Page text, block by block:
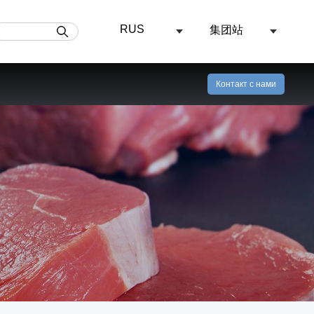
RUS 集团站
Угольная промышленность
Струи воды под высоким давлением широко используются в производстве и исследованиях и разработках в области пищевой промышленности, молока, напитков, медицины, красителей, тонкой химии и биотехнологии.Это делает пищу более безопасной, имеет более длительный срок хранения, имеет естественный цвет и лучший вкус, а также может идеально сохранять питательные вещества в пище.
Морская промышленность
250MTJ3 тип Поршневой насос высокого давления [Система дизельного двигателя]
Распыляющие устройство
TM вращающаяся насадка
TC вращающаяся насадка
Узнать больше об условиях
Контакт с нами